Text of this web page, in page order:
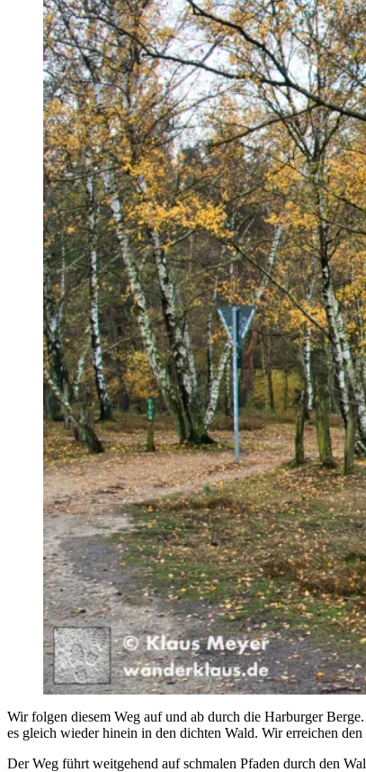
Wir folgen diesem Weg auf und ab durch die Harburger
es gleich wieder hinein in den dichten Wald. Wir erreichen den
Der Weg führt weitgehend auf schmalen Pfaden durch den